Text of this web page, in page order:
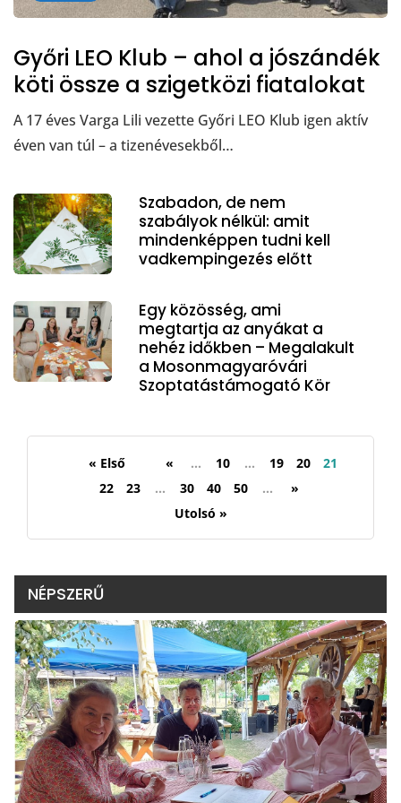
Győri LEO Klub – ahol a jószándék
köti össze a szigetközi fiatalokat
A 17 éves Varga Lili vezette Győri LEO Klub igen aktív
éven van túl – a tizenévesekből…
Szabadon, de nem
szabályok nélkül: amit
mindenképpen tudni kell
vadkempingezés előtt
Egy közösség, ami
megtartja az anyákat a
nehéz időkben – Megalakult
a Mosonmagyaróvári
Szoptatástámogató Kör
« Első « ... 10 ... 19 20
21
22
23 ... 30 40 50 ...
»
Utolsó »
NÉPSZERŰ